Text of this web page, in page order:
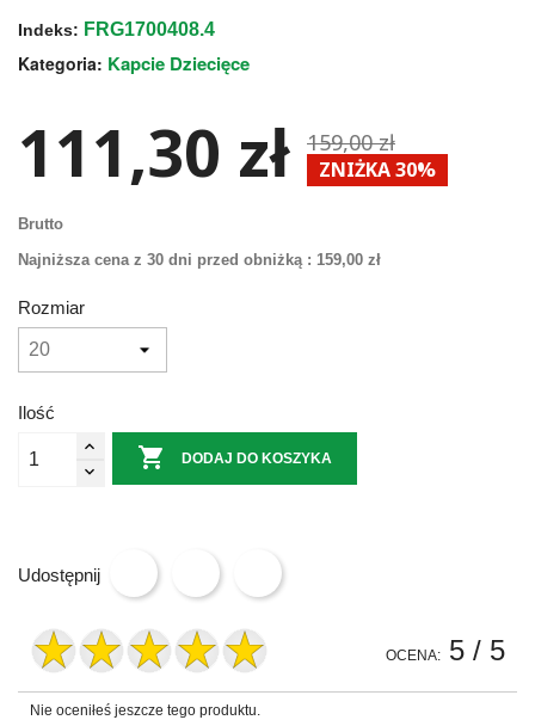
Indeks: FRG1700408.4
Kategoria: Kapcie Dziecięce
111,30 zł 159,00 zł
ZNIŻKA 30%
Brutto
Najniższa cena z 30 dni przed obniżką : 159,00 zł
Rozmiar
Ilość
 DODAJ DO KOSZYKA
Udostępnij
OCENA: 5 / 5
Nie oceniłeś jeszcze tego produktu.